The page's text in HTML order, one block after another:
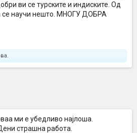
ви се турските и индиските. Од
се научи нешто. МНОГУ ДОБРА
ми е убедливо најлоша.
страшна работа.